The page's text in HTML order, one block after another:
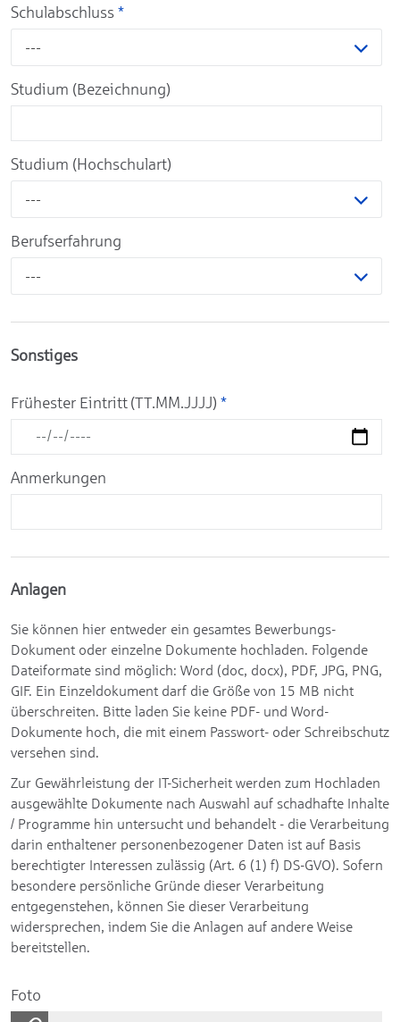
Schulabschluss *
---
Studium (Bezeichnung)
Studium (Hochschulart)
---
Berufserfahrung
---
Sonstiges
Frühester Eintritt (TT.MM.JJJJ) *
Anmerkungen
Anlagen
Sie können hier entweder ein gesamtes Bewerbungs-
Dokument oder einzelne Dokumente hochladen. Folgende
Dateiformate sind möglich: Word (doc, docx), PDF, JPG, PNG,
GIF. Ein Einzeldokument darf die Größe von 15 MB nicht
überschreiten. Bitte laden Sie keine PDF- und Word-
Dokumente hoch, die mit einem Passwort- oder Schreibschutz
versehen sind.
Zur Gewährleistung der IT-Sicherheit werden zum Hochladen
ausgewählte Dokumente nach Auswahl auf schadhafte Inhalte
/ Programme hin untersucht und behandelt - die Verarbeitung
darin enthaltener personenbezogener Daten ist auf Basis
berechtigter Interessen zulässig (Art. 6 (1) f) DS-GVO). Sofern
besondere persönliche Gründe dieser Verarbeitung
entgegenstehen, können Sie dieser Verarbeitung
widersprechen, indem Sie die Anlagen auf andere Weise
bereitstellen.
Foto